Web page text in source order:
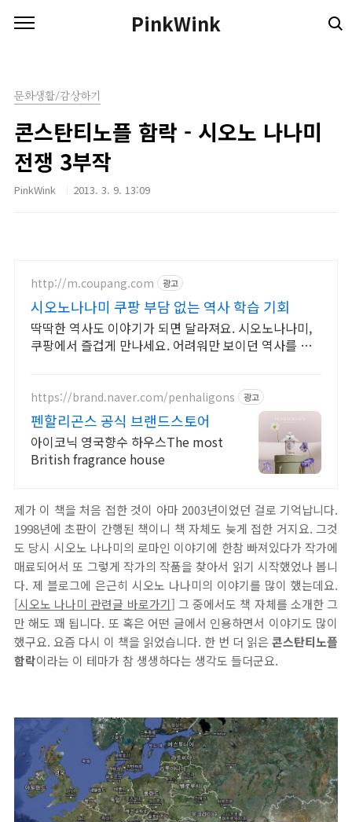
PinkWink
문화생활/감상하기
콘스탄티노플 함락 - 시오노 나나미
전쟁 3부작
PinkWink 2013. 3. 9. 13:09
http://m.coupang.com 광고
시오노나나미 쿠팡 부담 없는 역사 학습 기회
딱딱한 역사도 이야기가 되면 달라져요. 시오노나나미,
쿠팡에서 즐겁게 만나세요. 어려워만 보이던 역사를 쉽
https://brand.naver.com/penhaligons 광고
펜할리곤스 공식 브랜드스토어
아이코닉 영국향수 하우스The most
British fragrance house
제가 이 책을 처음 접한 것이 아마 2003년이었던 걸로 기억납니다.
1998년에 초판이 간행된 책이니 책 자체도 늦게 접한 거지요. 그것
도 당시 시오노 나나미의 로마인 이야기에 한참 빠져있다가 작가에
매료되어서 또 그렇게 작가의 작품을 찾아서 읽기 시작했었나 봅니
다. 제 블로그에 은근히 시오노 나나미의 이야기를 많이 했는데요.
[시오노 나나미 관련글 바로가기] 그 중에서도 책 자체를 소개한 그
만 해도 꽤 됩니다. 또 혹은 어떤 글에서 인용하면서 이야기도 많이
했구요. 요즘 다시 이 책을 읽었습니다. 한 번 더 읽은 콘스탄티노플
함락이라는 이 테마가 참 생생하다는 생각도 들더군요.